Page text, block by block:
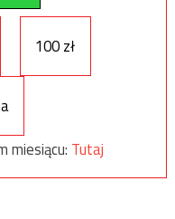
100 zł
miesiącu: Tutaj